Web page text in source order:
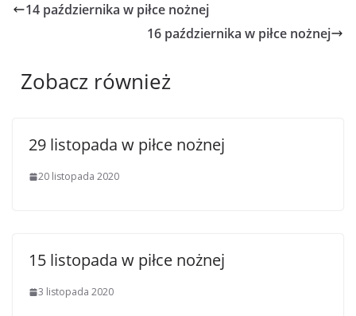
14 października w piłce nożnej
16 października w piłce nożnej
Zobacz również
29 listopada w piłce nożnej
20 listopada 2020
15 listopada w piłce nożnej
3 listopada 2020